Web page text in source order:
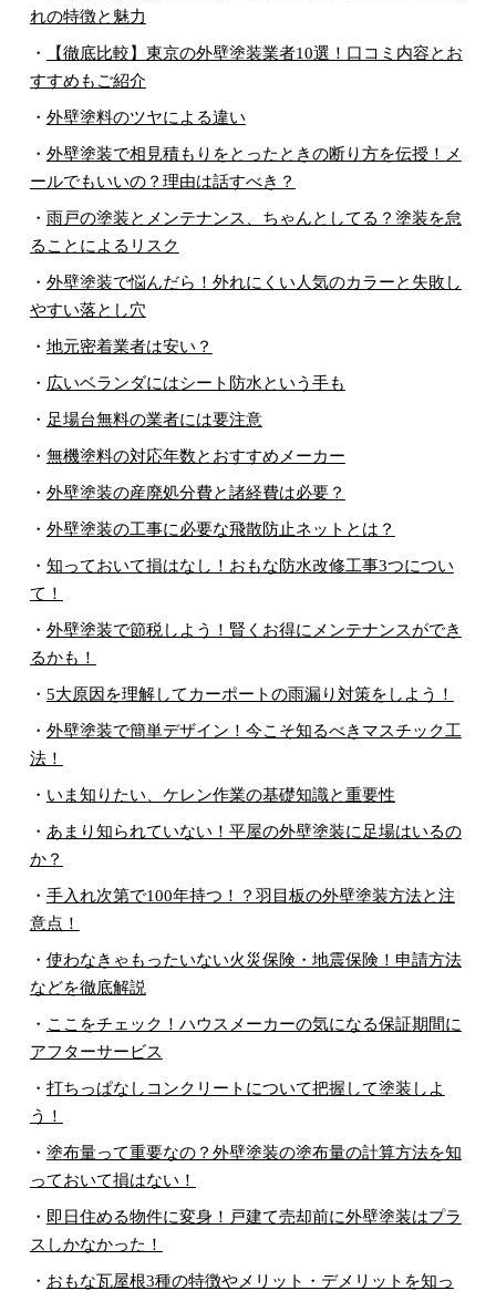
れの特徴と魅力
・
【徹底比較】東京の外壁塗装業者10選！口コミ内容とお
すすめもご紹介
・ 外壁塗料のツヤによる違い
・ 外壁塗装で相見積もりをとったときの断り方を伝授！メ
ールでもいいの？理由は話すべき？
・ 雨戸の塗装とメンテナンス、ちゃんとしてる？塗装を怠
ることによるリスク
・ 外壁塗装で悩んだら！外れにくい人気のカラーと失敗し
やすい落とし穴
・ 地元密着業者は安い？
・ 広いベランダにはシート防水という手も
・ 足場台無料の業者には要注意
・ 無機塗料の対応年数とおすすめメーカー
・ 外壁塗装の産廃処分費と諸経費は必要？
・ 外壁塗装の工事に必要な飛散防止ネットとは？
・ 知っておいて損はなし！おもな防水改修工事3つについ
て！
・ 外壁塗装で節税しよう！賢くお得にメンテナンスができ
るかも！
・ 5大原因を理解してカーポートの雨漏り対策をしよう！
・ 外壁塗装で簡単デザイン！今こそ知るべきマスチック工
法！
・ いま知りたい、ケレン作業の基礎知識と重要性
・ あまり知られていない！平屋の外壁塗装に足場はいるの
か？
・ 手入れ次第で100年持つ！？羽目板の外壁塗装方法と注
意点！
・ 使わなきゃもったいない火災保険・地震保険！申請方法
などを徹底解説
・ ここをチェック！ハウスメーカーの気になる保証期間に
アフターサービス
・ 打ちっぱなしコンクリートについて把握して塗装しよ
う！
・ 塗布量って重要なの？外壁塗装の塗布量の計算方法を知
っておいて損はない！
・ 即日住める物件に変身！戸建て売却前に外壁塗装はプラ
スしかなかった！
・ おもな瓦屋根3種の特徴やメリット・デメリットを知っ